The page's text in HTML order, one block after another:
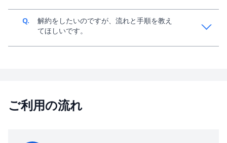
A.
約2~3営業日程度お時間をいただき、現地にて解錠作
業を行います。別途費用がかかる場合がございます。
Q.
解約をしたいのですが、流れと手順を教え
てほしいです。
ご利用の流れ